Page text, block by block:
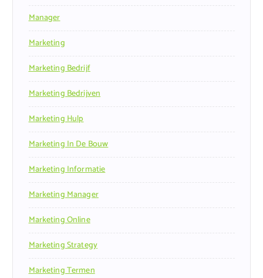
Manager
Marketing
Marketing Bedrijf
Marketing Bedrijven
Marketing Hulp
Marketing In De Bouw
Marketing Informatie
Marketing Manager
Marketing Online
Marketing Strategy
Marketing Termen